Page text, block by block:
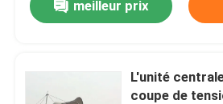
meilleur prix
L'unité
coupe de